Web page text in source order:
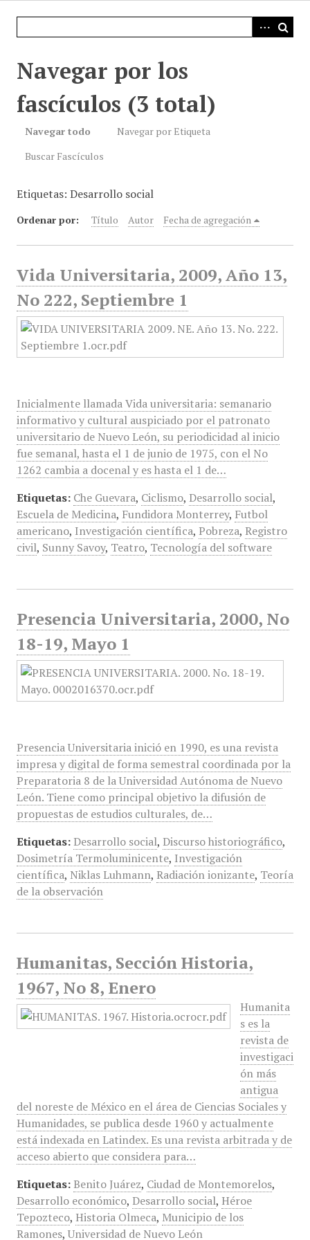
Navegar por los
fascículos (3 total)
Navegar todo
Navegar por Etiqueta
Buscar Fascículos
Etiquetas: Desarrollo social
Ordenar por: Título Autor Fecha de agregación
Vida Universitaria, 2009, Año 13,
No 222, Septiembre 1
Inicialmente llamada Vida universitaria: semanario
informativo y cultural auspiciado por el patronato
universitario de Nuevo León, su periodicidad al inicio
fue semanal, hasta el 1 de junio de 1975, con el No
1262 cambia a docenal y es hasta el 1 de…
Etiquetas: Che Guevara, Ciclismo, Desarrollo social,
Escuela de Medicina, Fundidora Monterrey, Futbol
americano, Investigación científica, Pobreza, Registro
civil, Sunny Savoy, Teatro, Tecnología del software
Presencia Universitaria, 2000, No
18-19, Mayo 1
Presencia Universitaria inició en 1990, es una revista
impresa y digital de forma semestral coordinada por la
Preparatoria 8 de la Universidad Autónoma de Nuevo
León. Tiene como principal objetivo la difusión de
propuestas de estudios culturales, de…
Etiquetas: Desarrollo social, Discurso historiográfico,
Dosimetría Termoluminicente, Investigación
científica, Niklas Luhmann, Radiación ionizante, Teoría
de la observación
Humanitas, Sección Historia,
1967, No 8, Enero
Humanita
s es la
revista de
investigaci
ón más
antigua
del noreste de México en el área de Ciencias Sociales y
Humanidades, se publica desde 1960 y actualmente
está indexada en Latindex. Es una revista arbitrada y de
acceso abierto que considera para…
Etiquetas: Benito Juárez, Ciudad de Montemorelos,
Desarrollo económico, Desarrollo social, Héroe
Tepozteco, Historia Olmeca, Municipio de los
Ramones, Universidad de Nuevo León